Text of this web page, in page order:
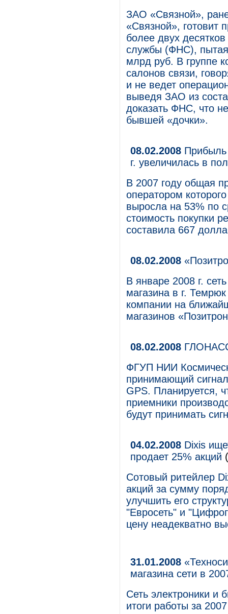
ЗАО «Связной»,
«Связной», готовит
более двух
службы (ФНС),
млрд руб. В группе
салонов связи,
и не ведет
выведя ЗАО из
доказать ФНС, что
бывшей «дочки».
08.02.2008 Прибыль
г. увеличилась в
В 2007 году общая
оператором
выросла на 53% по
стоимость покупки
составила 667
08.02.2008
В январе 2008 г.
магазина в г.
компании на
магазинов
08.02.2008
ФГУП НИИ
принимающий
GPS. Планируется,
приемники
будут принимать
04.02.2008 Dixis
продает 25% акций
Сотовый ритейлер
акций за сумму
улучшить его
"Евросеть" и
цену неадекватно
31.01.2008
магазина сети в
Сеть электроники и
итоги работы за